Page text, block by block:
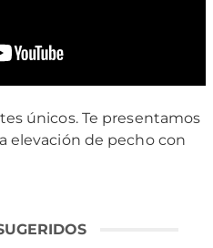
únicos. Te presentamos
elevación de pecho con